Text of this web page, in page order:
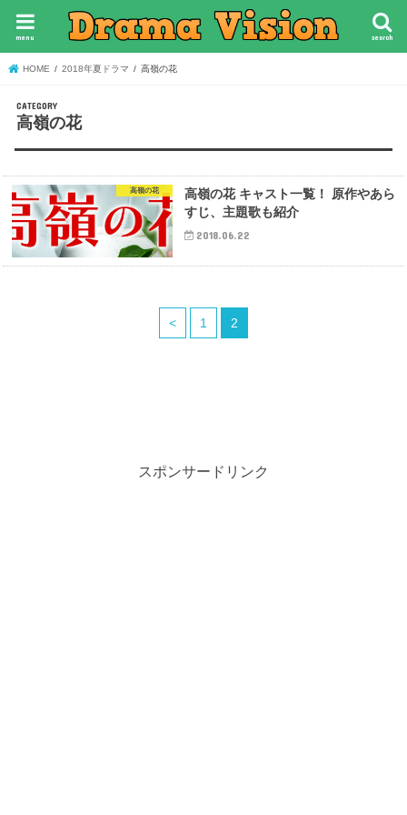
search
menu
HOME 2018年夏ドラマ 高嶺の花
高嶺の花
高嶺の花
高嶺の花 キャスト一覧！ 原作やあら
すじ、主題歌も紹介
2018.06.22
< 1 2
スポンサードリンク